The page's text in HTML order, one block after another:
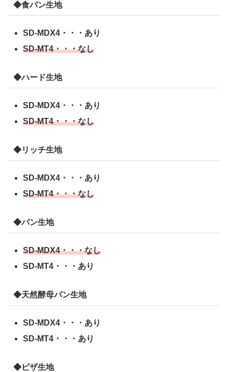
◆食パン生地
SD-MDX4・・・あり
SD-MT4・・・なし
◆ハード生地
SD-MDX4・・・あり
SD-MT4・・・なし
◆リッチ生地
SD-MDX4・・・あり
SD-MT4・・・なし
◆パン生地
SD-MDX4・・・なし
SD-MT4・・・あり
◆天然酵母パン生地
SD-MDX4・・・あり
SD-MT4・・・あり
◆ピザ生地